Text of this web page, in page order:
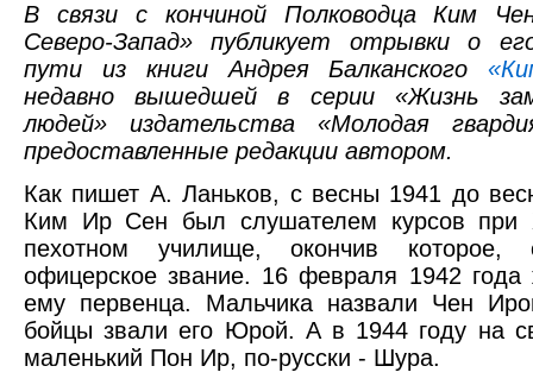
В связи с кончиной Полководца Ким
Северо-Запад» публикует отрывки о
пути из книги Андрея Балканского
недавно вышедшей в серии «Жизнь
людей» издательства «Молодая
предоставленные редакции автором.
Как пишет А. Ланьков, с весны 1941 до
Ким Ир Сен был слушателем курсов при
пехотном училище, окончив которое,
офицерское звание. 16 февраля 1942 года
ему первенца. Мальчика назвали Чен
бойцы звали его Юрой. А в 1944 году на
маленький Пон Ир, по-русски - Шура.